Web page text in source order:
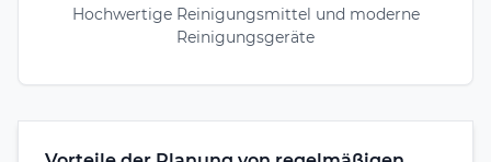
Hochwertige Reinigungsmittel und moderne
Reinigungsgeräte